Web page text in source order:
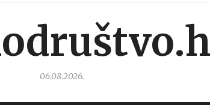
06.08.2026.